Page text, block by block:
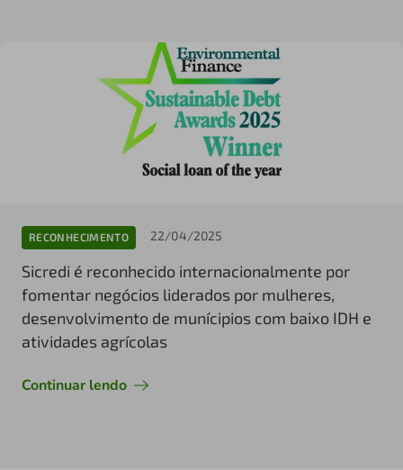
RECONHECIMENTO 22/04/2025
Sicredi é reconhecido internacionalmente por
fomentar negócios liderados por mulheres,
desenvolvimento de munícipios com baixo IDH e
atividades agrícolas
Continuar lendo